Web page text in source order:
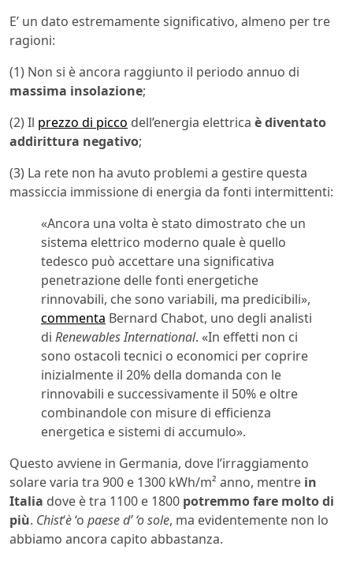
E’ un dato estremamente significativo, almeno per tre
ragioni:
(1) Non si è ancora raggiunto il periodo annuo di
massima insolazione;
(2) Il prezzo di picco dell’energia elettrica è diventato
addirittura negativo;
(3) La rete non ha avuto problemi a gestire questa
massiccia immissione di energia da fonti intermittenti:
«Ancora una volta è stato dimostrato che un
sistema elettrico moderno quale è quello
tedesco può accettare una significativa
penetrazione delle fonti energetiche
rinnovabili, che sono variabili, ma predicibili»,
commenta Bernard Chabot, uno degli analisti
di Renewables International. «In effetti non ci
sono ostacoli tecnici o economici per coprire
inizialmente il 20% della domanda con le
rinnovabili e successivamente il 50% e oltre
combinandole con misure di efficienza
energetica e sistemi di accumulo».
Questo avviene in Germania, dove l’irraggiamento
solare varia tra 900 e 1300 kWh/m² anno, mentre in
Italia dove è tra 1100 e 1800 potremmo fare molto di
più. Chist‘è‘o paese d’ ‘o sole, ma evidentemente non lo
abbiamo ancora capito abbastanza.